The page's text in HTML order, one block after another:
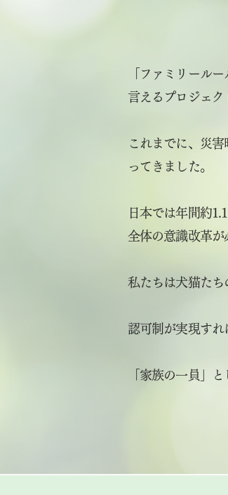
「ファミリール
言えるプロジェク
これまでに、災
ってきました。
日本では年間約
全体の意識改革が
私たちは犬猫たち
認可制が実現すれ
「家族の一員」